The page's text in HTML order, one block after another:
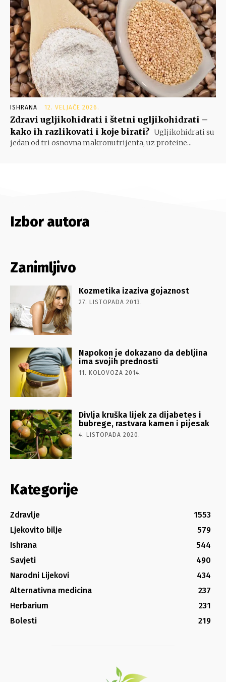
ISHRANA 12. VELJAČE 2026.
Zdravi ugljikohidrati i štetni ugljikohidrati –
kako ih razlikovati i koje birati? Ugljikohidrati su
jedan od tri osnovna makronutrijenta, uz proteine...
Izbor autora
Zanimljivo
Kozmetika izaziva gojaznost
27. LISTOPADA 2013.
Napokon je dokazano da debljina
ima svojih prednosti
11. KOLOVOZA 2014.
Divlja kruška lijek za dijabetes i
bubrege, rastvara kamen i pijesak
4. LISTOPADA 2020.
Kategorije
Zdravlje
1553
Ljekovito bilje
579
Ishrana
544
Savjeti
490
Narodni Lijekovi
434
Alternativna medicina
237
Herbarium
231
Bolesti
219